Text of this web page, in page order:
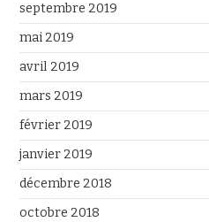
septembre 2019
mai 2019
avril 2019
mars 2019
février 2019
janvier 2019
décembre 2018
octobre 2018